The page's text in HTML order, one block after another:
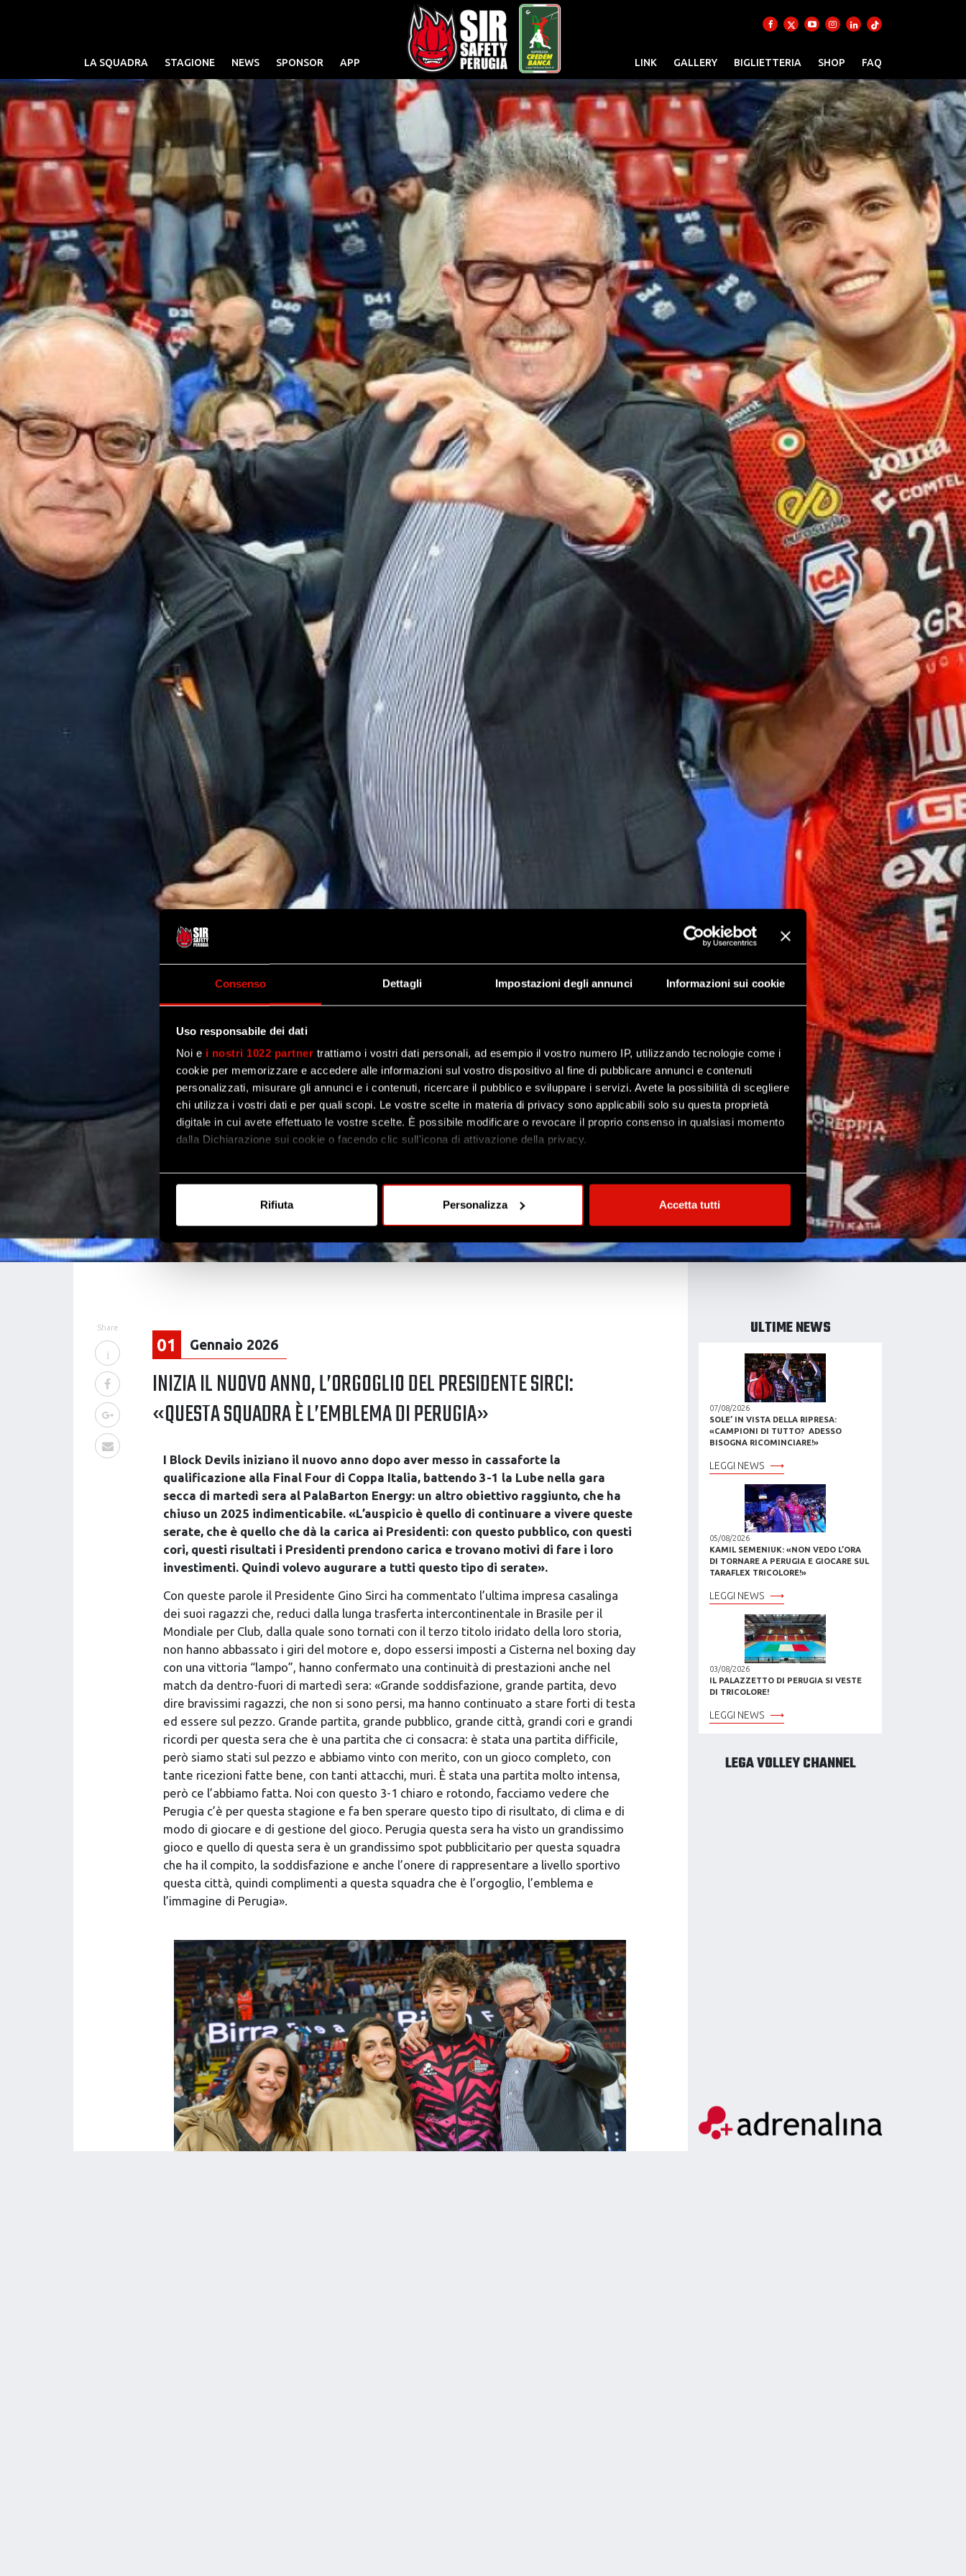
Consenso Dettagli Impostazioni degli annunci Informazioni sui cookie
Uso responsabile dei dati
Noi e i nostri 1022 partner trattiamo i vostri dati personali, ad esempio il vostro numero IP, utilizzando tecnologie come i
cookie per memorizzare e accedere alle informazioni sul vostro dispositivo al fine di pubblicare annunci e contenuti
personalizzati, misurare gli annunci e i contenuti, ricercare il pubblico e sviluppare i servizi. Avete la possibilità di scegliere
chi utilizza i vostri dati e per quali scopi. Le vostre scelte in materia di privacy sono applicabili solo su questa proprietà
digitale in cui avete effettuato le vostre scelte. È possibile modificare o revocare il proprio consenso in qualsiasi momento
dalla Dichiarazione sui cookie o facendo clic sull'icona di attivazione della privacy.
Con il tuo consenso, vorremmo anche:
Identificare il tuo dispositivo, scansionandolo attivamente alla ricerca di caratteristiche specifiche (impronte
digitali).
Approfondisci come vengono elaborati i tuoi dati personali e imposta le tue preferenze nella
modificare o ritirare il tuo consenso in qualsiasi momento dalla Dichiarazione sui cookie.
di analisi dei dati web, pubblicità e social media, i quali potrebbero combinarle con altre informazioni che hai fornito loro o
che hanno raccolto dal tuo utilizzo dei loro servizi.
Rifiuta Personalizza Accetta tutti
Share
01 Gennaio 2026
INIZIA IL NUOVO ANNO, L’ORGOGLIO DEL PRESIDENTE SIRCI:
«QUESTA SQUADRA È L’EMBLEMA DI PERUGIA»
I Block Devils iniziano il nuovo anno dopo aver messo in cassaforte la
qualificazione alla Final Four di Coppa Italia, battendo 3-1 la Lube nella gara
secca di martedì sera al PalaBarton Energy: un altro obiettivo raggiunto, che ha
chiuso un 2025 indimenticabile. «L’auspicio è quello di continuare a vivere queste
serate, che è quello che dà la carica ai Presidenti: con questo pubblico, con questi
cori, questi risultati i Presidenti prendono carica e trovano motivi di fare i loro
investimenti. Quindi volevo augurare a tutti questo tipo di serate».
Con queste parole il Presidente Gino Sirci ha commentato l’ultima impresa casalinga
dei suoi ragazzi che, reduci dalla lunga trasferta intercontinentale in Brasile per il
Mondiale per Club, dalla quale sono tornati con il terzo titolo iridato della loro storia,
non hanno abbassato i giri del motore e, dopo essersi imposti a Cisterna nel boxing day
con una vittoria “lampo”, hanno confermato una continuità di prestazioni anche nel
match da dentro-fuori di martedì sera: «Grande soddisfazione, grande partita, devo
dire bravissimi ragazzi, che non si sono persi, ma hanno continuato a stare forti di testa
ed essere sul pezzo. Grande partita, grande pubblico, grande città, grandi cori e grandi
ricordi per questa sera che è una partita che ci consacra: è stata una partita difficile,
però siamo stati sul pezzo e abbiamo vinto con merito, con un gioco completo, con
tante ricezioni fatte bene, con tanti attacchi, muri. È stata una partita molto intensa,
però ce l’abbiamo fatta. Noi con questo 3-1 chiaro e rotondo, facciamo vedere che
Perugia c’è per questa stagione e fa ben sperare questo tipo di risultato, di clima e di
modo di giocare e di gestione del gioco. Perugia questa sera ha visto un grandissimo
gioco e quello di questa sera è un grandissimo spot pubblicitario per questa squadra
che ha il compito, la soddisfazione e anche l’onere di rappresentare a livello sportivo
questa città, quindi complimenti a questa squadra che è l’orgoglio, l’emblema e
l’immagine di Perugia».
ULTIME NEWS
07/08/2026
SOLE’ IN VISTA DELLA RIPRESA:
«CAMPIONI DI TUTTO? ADESSO
BISOGNA RICOMINCIARE!»
LEGGI NEWS
05/08/2026
KAMIL SEMENIUK: «NON VEDO L’ORA
DI TORNARE A PERUGIA E GIOCARE SUL
TARAFLEX TRICOLORE!»
LEGGI NEWS
03/08/2026
IL PALAZZETTO DI PERUGIA SI VESTE
DI TRICOLORE!
LEGGI NEWS
LEGA VOLLEY CHANNEL
LA SQUADRA STAGIONE NEWS SPONSOR APP LINK GALLERY BIGLIETTERIA SHOP FAQ